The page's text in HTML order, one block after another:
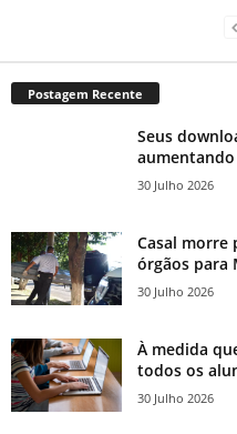
Postagem Recente
Seus
aumentando
30 Julho 2026
Casal morre
órgãos para
30 Julho 2026
À medida
todos os
30 Julho 2026